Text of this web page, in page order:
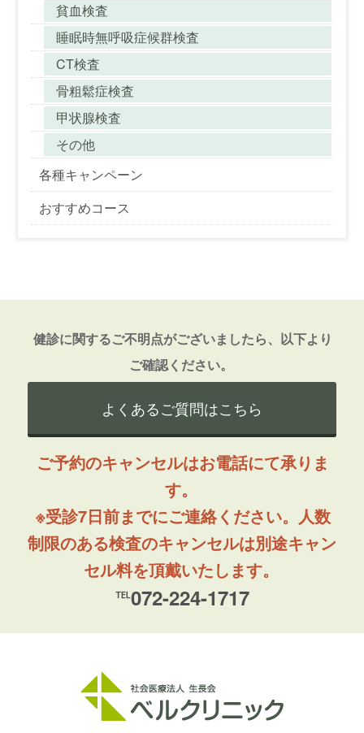
貧血検査
睡眠時無呼吸症候群検査
CT検査
骨粗鬆症検査
甲状腺検査
その他
各種キャンペーン
おすすめコース
健診に関するご不明点がございましたら、以下より
ご確認ください。
よくあるご質問はこちら
ご予約のキャンセルはお電話にて承りま
す。
※受診7日前までにご連絡ください。人数
制限のある検査のキャンセルは別途キャン
セル料を頂戴いたします。
℡072-224-1717